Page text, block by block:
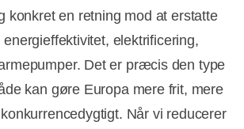
konkret en retning mod at erstatte
elektrificering,
Det er præcis den type
kan gøre Europa mere frit, mere
Når vi reducerer